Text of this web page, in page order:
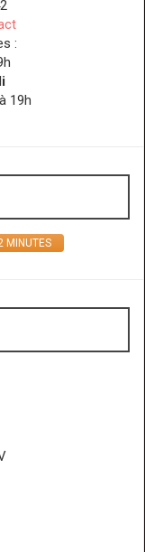
:
19h
MINUTES